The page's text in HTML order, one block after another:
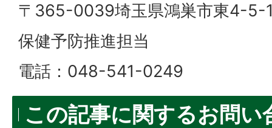
〒365-0039埼玉県鴻巣市東4-5-
保健予防推進担当
電話：048-541-0249
この記事に関するお問い